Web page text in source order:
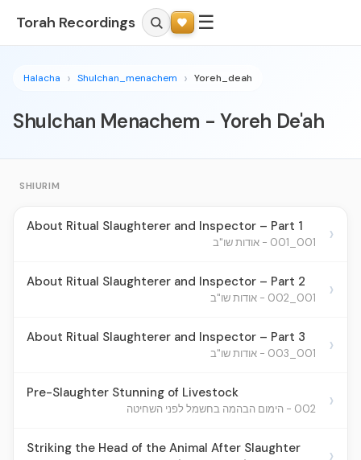
Torah Recordings ☰
Halacha Shulchan_menachem Yoreh_deah
Shulchan Menachem - Yoreh De'ah
SHIURIM
About Ritual Slaughterer and Inspector – Part 1
001_001 - אודות שו"ב ›
About Ritual Slaughterer and Inspector – Part 2
001_002 - אודות שו"ב ›
About Ritual Slaughterer and Inspector – Part 3
001_003 - אודות שו"ב ›
Pre-Slaughter Stunning of Livestock
002 - הימום הבהמה בחשמל לפני השחיטה ›
Striking the Head of the Animal After Slaughter